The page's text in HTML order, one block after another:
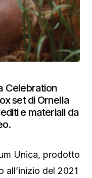
Celebration
set di Ornella
e materiali da
Unica, prodotto
all’inizio del 2021